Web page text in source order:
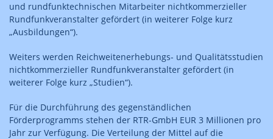
und rundfunktechnischen Mitarbeiter nichtkommerzieller
Rundfunkveranstalter gefördert (in weiterer Folge kurz
„Ausbildungen“).
Weiters werden Reichweitenerhebungs- und Qualitätsstudien
nichtkommerzieller Rundfunkveranstalter gefördert (in
weiterer Folge kurz „Studien“).
Für die Durchführung des gegenständlichen
Förderprogramms stehen der RTR-GmbH EUR 3 Millionen pro
Jahr zur Verfügung. Die Verteilung der Mittel auf die